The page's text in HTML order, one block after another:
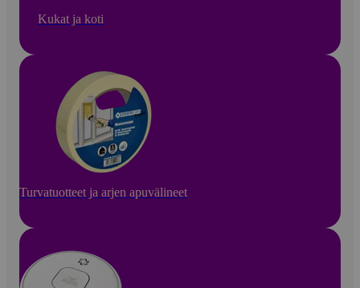
Kukat ja koti
Turvatuotteet ja arjen apuvälineet